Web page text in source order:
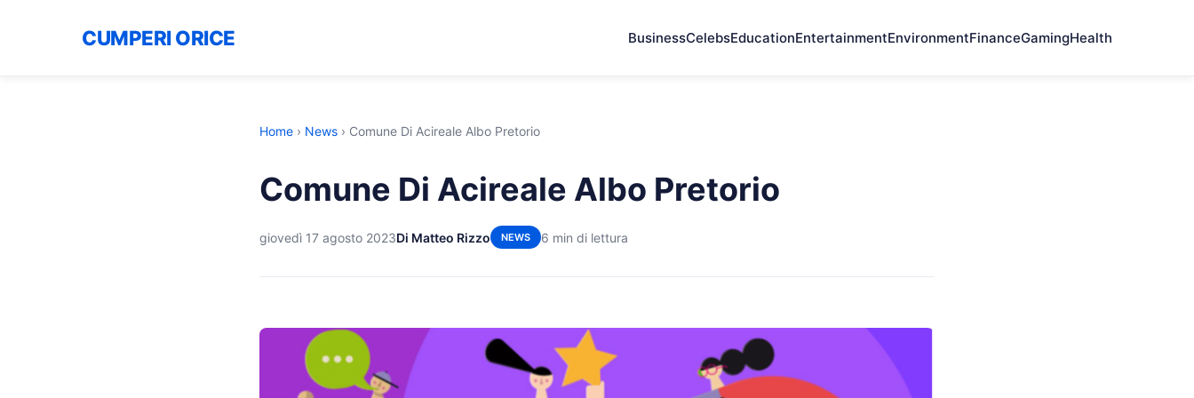
CUMPERI ORICE BusinessCelebsEducationEntertainmentEnvironmentFinanceGamingHealth
Home › News › Comune Di Acireale Albo Pretorio
Comune Di Acireale Albo Pretorio
giovedì 17 agosto 2023Di Matteo Rizzo NEWS 6 min di lettura